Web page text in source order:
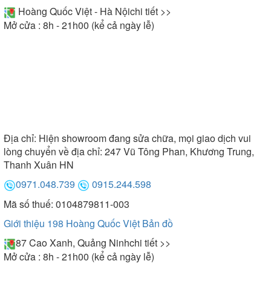
Hoàng Quốc Việt - Hà Nộichi tiết >>
Mở cửa : 8h - 21h00 (kể cả ngày lễ)
Địa chỉ: Hiện showroom đang sửa chữa, mọi giao dịch vui
lòng chuyển về địa chỉ: 247 Vũ Tông Phan, Khương Trung,
Thanh Xuân HN
0971.048.739
0915.244.598
Mã số thuế: 0104879811-003
Giới thiệu 198 Hoàng Quốc Việt Bản đồ
87 Cao Xanh, Quảng Ninhchi tiết >>
Mở cửa : 8h - 21h00 (kể cả ngày lễ)